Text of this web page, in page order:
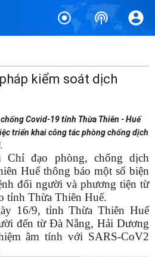
kiểm soát dịch
Covid-19 tỉnh Thừa Thiên - Huế
triển khai công tác phòng chống dịch
Chỉ đạo phòng, chống dịch
Huế thông báo một số biện
đối người và phương tiện từ
tỉnh Thừa Thiên Huế.
16/9, tỉnh Thừa Thiên Huế
đến từ Đà Nẵng, Hải Dương
âm tính với SARS-CoV2